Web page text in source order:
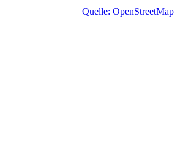
Quelle: OpenStreetMap